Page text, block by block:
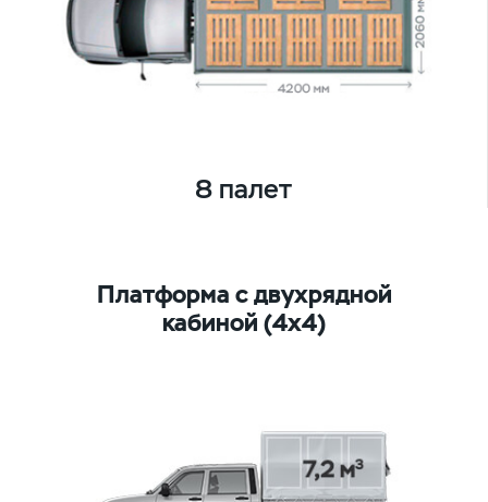
8 палет
Платформа с двухрядной
кабиной (4х4)